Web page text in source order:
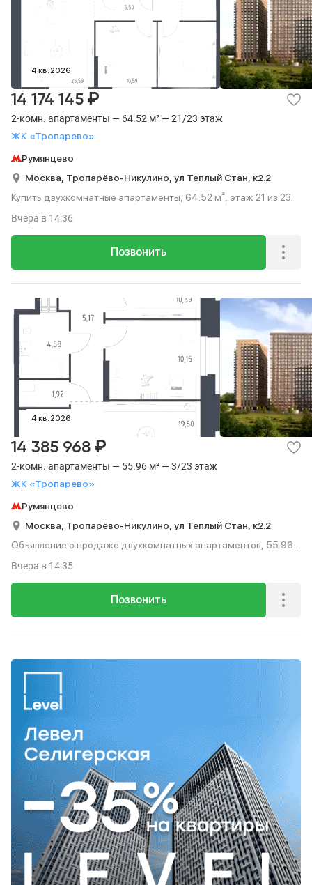
4 кв. 2026
2-комн. апартаменты — 64.52 м² — 21/23 этаж
ЖК «Тропарево»
14 174 145 ₽
Румянцево
Москва, Тропарёво-Никулино, ул Теплый Стан, к2.2
Купить двухкомнатные апартаменты, 64.52 м², этаж 21 из 23.
Позвонить
Вчера в 14:36
4 кв. 2026
2-комн. апартаменты — 55.96 м² — 3/23 этаж
ЖК «Тропарево»
14 385 968 ₽
Румянцево
Москва, Тропарёво-Никулино, ул Теплый Стан, к2.2
Объявление о продаже двухкомнатных апартаментов, 55.96
Позвонить
Вчера в 14:35